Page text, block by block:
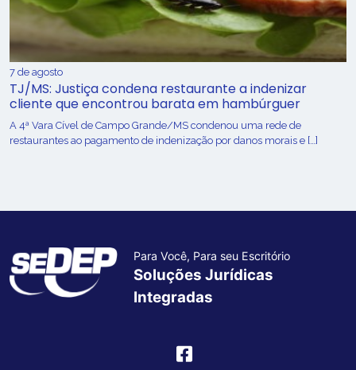
7 de agosto
TJ/MS: Justiça condena restaurante a indenizar
cliente que encontrou barata em hambúrguer
A 4ª Vara Cível de Campo Grande/MS condenou uma rede de
restaurantes ao pagamento de indenização por danos morais e […]
Para Você, Para seu Escritório
Soluções Jurídicas
Integradas